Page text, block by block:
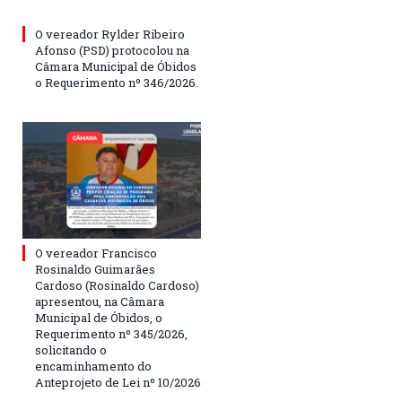
O vereador Rylder Ribeiro
Afonso (PSD) protocolou na
Câmara Municipal de Óbidos
o Requerimento nº 346/2026.
O vereador Francisco
Rosinaldo Guimarães
Cardoso (Rosinaldo Cardoso)
apresentou, na Câmara
Municipal de Óbidos, o
Requerimento nº 345/2026,
solicitando o
encaminhamento do
Anteprojeto de Lei nº 10/2026